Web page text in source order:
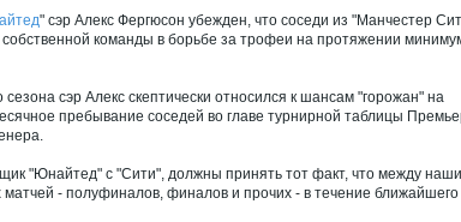
" сэр Алекс Фергюсон убежден, что соседи из "Манчестер
собственной команды в борьбе за трофеи на протяжении
сэр Алекс скептически относился к шансам "горожан" на
пребывание соседей во главе турнирной таблицы
"Юнайтед" с "Сити", должны принять тот факт, что между
- полуфиналов, финалов и прочих - в течение ближайшего